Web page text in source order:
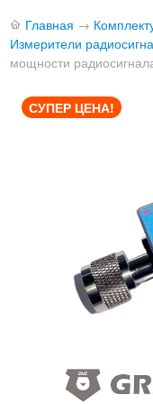
Главная →
Измерители
мощности
СУПЕР ЦЕНА!